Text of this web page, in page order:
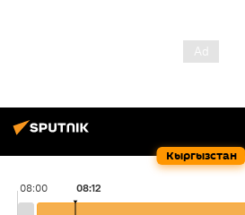
Кыргызстан
08:00 08:12